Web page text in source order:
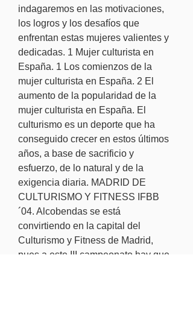
indagaremos en las motivaciones,
los logros y los desafíos que
enfrentan estas mujeres valientes y
dedicadas. 1 Mujer culturista en
España. 1 Los comienzos de la
mujer culturista en España. 2 El
aumento de la popularidad de la
mujer culturista en España. El
culturismo es un deporte que ha
conseguido crecer en estos últimos
años, a base de sacrificio y
esfuerzo, de lo natural y de la
exigencia diaria. MADRID DE
CULTURISMO Y FITNESS IFBB
´04. Alcobendas se está
convirtiendo en la capital del
Culturismo y Fitness de Madrid,
pues a este III campeonato hay que